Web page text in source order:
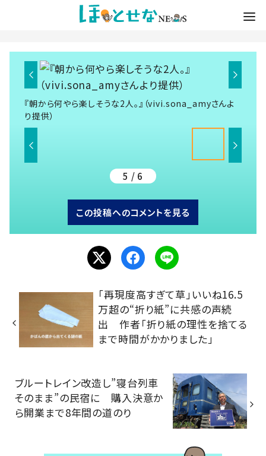
『朝から何やら楽しそうな2人。』（vivi.sona_amyさんよ
り提供）
5 / 6
この投稿へのコメントを見る
「再現度高すぎて草」いいね16.5
万超の“折り紙”に共感の声続
出 作者「折り紙の理性を捨てる
まで時間がかかりました」
ブルートレイン改造し”寝台列車
そのまま”の民宿に 購入決意か
ら開業まで8年間の道のり